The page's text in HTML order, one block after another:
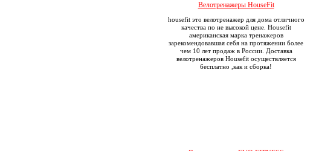
Велотренажеры HouseFit
housefit это велотренажер для дома отличного
качества по не высокой цене. Housefit
американская марка тренажеров
зарекомендовавшая себя на протяжении более
чем 10 лет продаж в России. Доставка
велотренажеров Housefit осуществляется
бесплатно ,как и сборка!